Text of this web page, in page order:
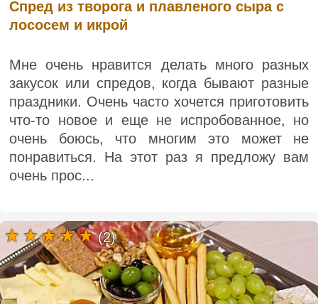
Спред из творога и плавленого сыра с
лососем и икрой
Мне очень нравится делать много разных
закусок или спредов, когда бывают разные
праздники. Очень часто хочется приготовить
что-то новое и еще не испробованное, но
очень боюсь, что многим это может не
понравиться. На этот раз я предложу вам
очень прос...
(2)